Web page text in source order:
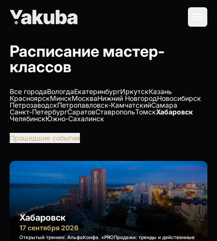
Расписание мастер-
классов
Все городаВологдаЕкатеринбургИркутскКазань
КрасноярскМинскМоскваНижний НовгородНовосибирск
ПетрозаводскПетропавловск-КамчатскийСамара
Санкт-ПетербургСаратовСтавропольТомскХабаровск
ЧелябинскЮжно-Сахалинск
Прошедшие события
Хабаровск
17 сентября 2026
Открытый тренинг. АльфаКонфа. «PROПродажи: тренды и действенные